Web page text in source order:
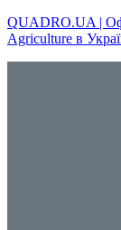
QUADRO.UA |
Agriculture в